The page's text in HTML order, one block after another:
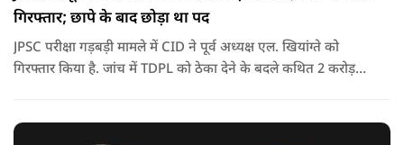
गिरफ्तार; छापे के बाद छोड़ा था पद
JPSC परीक्षा गड़बड़ी मामले में CID ने पूर्व अध्यक्ष एल. खियांग्ते को
गिरफ्तार किया है. जांच में TDPL को ठेका देने के बदले कथित 2 करोड़